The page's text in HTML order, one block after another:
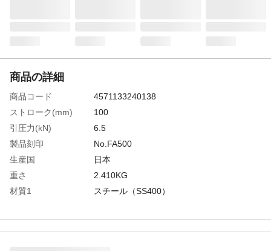
商品の詳細
商品コード
4571133240138
ストローク(mm)
100
引圧力(kN)
6.5
製品刻印
No.FA500
生産国
日本
重さ
2.410KG
材質1
スチール（SS400）